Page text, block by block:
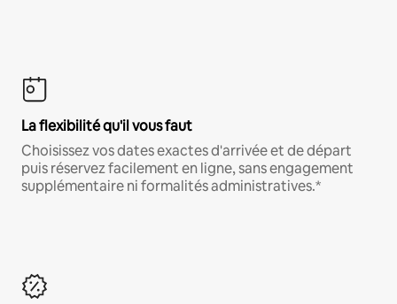
La flexibilité qu'il vous faut
Choisissez vos dates exactes d'arrivée et de départ
puis réservez facilement en ligne, sans engagement
supplémentaire ni formalités administratives.*